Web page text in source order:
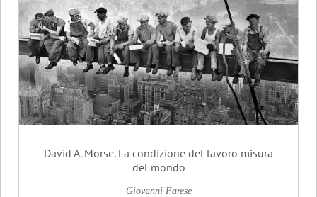
David A. Morse. La condizione del lavoro misura
del mondo
Giovanni Farese